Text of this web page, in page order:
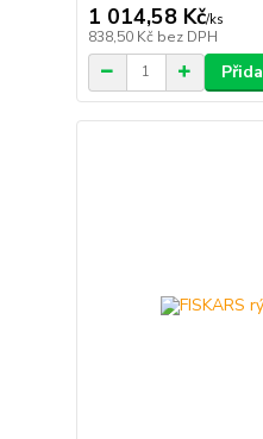
1 014,58 Kč/ks
838,50 Kč bez DPH